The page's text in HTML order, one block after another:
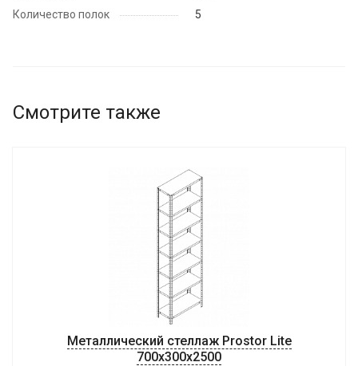
Количество полок
5
Смотрите также
Металлический стеллаж Prostor Lite
700x300x2500